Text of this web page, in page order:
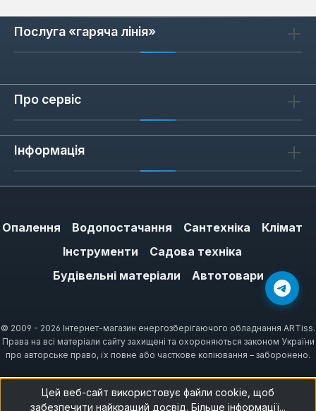
розпалу: п'єзоелемент (ручний підпал),
електричний розпал (від мережі 220 В),
електрики). Турбінована тяга (закрита
використовуючи коаксіальний димар.
Димохідна тяга (відкрита камера) потребує
традиційного вертикального димоходу з
оптимальні моделі з димохідною тягою та
п'єзо- або електричним розпалом. У
не залежать від електромережі та
Послуга «гаряча лінія»
Про сервіс
Інформація
Опалення Водопостачання Сантехніка
Клімат
Інструменти
Садова техніка
Будівельні матеріали
Автотовари
© 2009 - 2026 Інтернет-магазин енергозберігаючого обладнання ARTiss.
Права на всі матеріали сайту захищені та охороняються законом України
про авторське право, їх повне або часткове копіювання – заборонено.
Цей веб-сайт використовує файли cookie, щоб
забезпечити найкращий досвід. Більше інформації...